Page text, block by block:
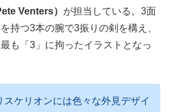
Venters） が担当している。3面
持つ3本の腕で3振りの剣を構え、
も「3」に拘ったイラストとなっ
スケリオンには色々な外見デザイ